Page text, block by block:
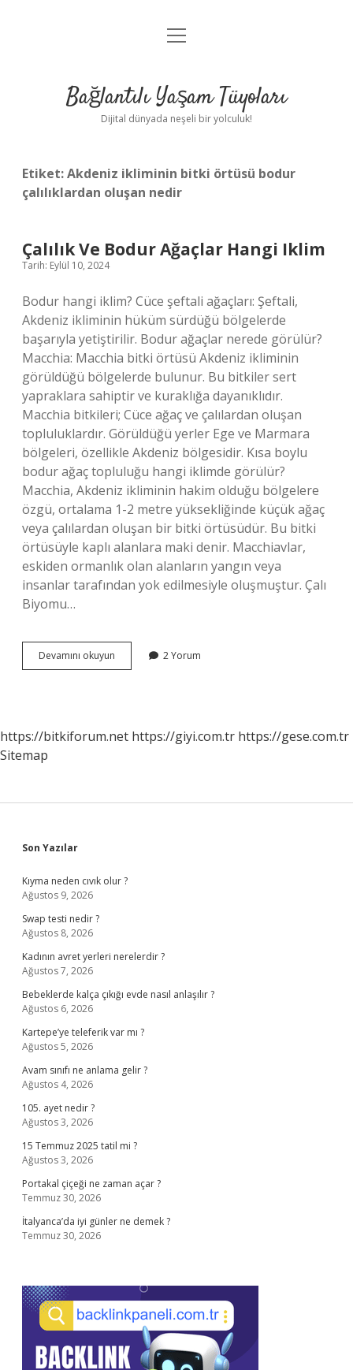
Anasayfa
Yasal Uyarı
menüyü
Bağlantılı Yaşam Tüyoları
Dijital dünyada neşeli bir yolculuk!
Etiket:Akdeniz ikliminin bitki örtüsü bodur
çalılıklardan oluşan nedir
Çalılık Ve Bodur Ağaçlar Hangi Iklim
Tarih: Eylül 10, 2024
Bodur hangi iklim? Cüce şeftali ağaçları: Şeftali,
Akdeniz ikliminin hüküm sürdüğü bölgelerde
başarıyla yetiştirilir. Bodur ağaçlar nerede görülür?
Macchia: Macchia bitki örtüsü Akdeniz ikliminin
görüldüğü bölgelerde bulunur. Bu bitkiler sert
yapraklara sahiptir ve kuraklığa dayanıklıdır.
Macchia bitkileri; Cüce ağaç ve çalılardan oluşan
topluluklardır. Görüldüğü yerler Ege ve Marmara
bölgeleri, özellikle Akdeniz bölgesidir. Kısa boylu
bodur ağaç topluluğu hangi iklimde görülür?
Macchia, Akdeniz ikliminin hakim olduğu bölgelere
özgü, ortalama 1-2 metre yüksekliğinde küçük ağaç
veya çalılardan oluşan bir bitki örtüsüdür. Bu bitki
örtüsüyle kaplı alanlara maki denir. Macchiavlar,
eskiden ormanlık olan alanların yangın veya
insanlar tarafından yok edilmesiyle oluşmuştur. Çalı
Biyomu…
Devamını okuyun
Ve
2 Yorum
https://bitkiforum.net https://giyi.com.tr https://gese.com.tr
Sitemap
Sidebar
Son Yazılar
Kıyma neden cıvık olur ?
Ağustos 9, 2026
Swap testi nedir ?
Ağustos 8, 2026
Kadının avret yerleri nerelerdir ?
Ağustos 7, 2026
Bebeklerde kalça çıkığı evde nasıl anlaşılır ?
Ağustos 6, 2026
Kartepe’ye teleferik var mı ?
Ağustos 5, 2026
Avam sınıfı ne anlama gelir ?
Ağustos 4, 2026
105. ayet nedir ?
Ağustos 3, 2026
15 Temmuz 2025 tatil mi ?
Ağustos 3, 2026
Portakal çiçeği ne zaman açar ?
Temmuz 30, 2026
İtalyanca’da iyi günler ne demek ?
Temmuz 30, 2026